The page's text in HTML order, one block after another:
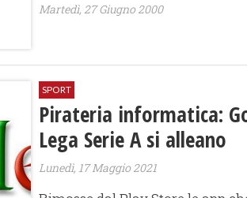
Martedì, 27 Giugno 2000
SPORT
Pirateria informatica:
Lega Serie A si alleano
Lunedì, 17 Maggio 2021